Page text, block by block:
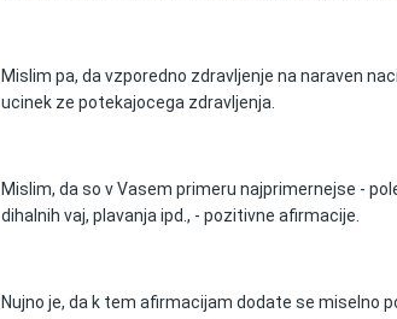
Mislim pa, da vzporedno zdravljenje na naraven
ucinek ze potekajocega zdravljenja.
Mislim, da so v Vasem primeru najprimernejse -
dihalnih vaj, plavanja ipd., - pozitivne afirmacije.
Nujno je, da k tem afirmacijam dodate se miselno